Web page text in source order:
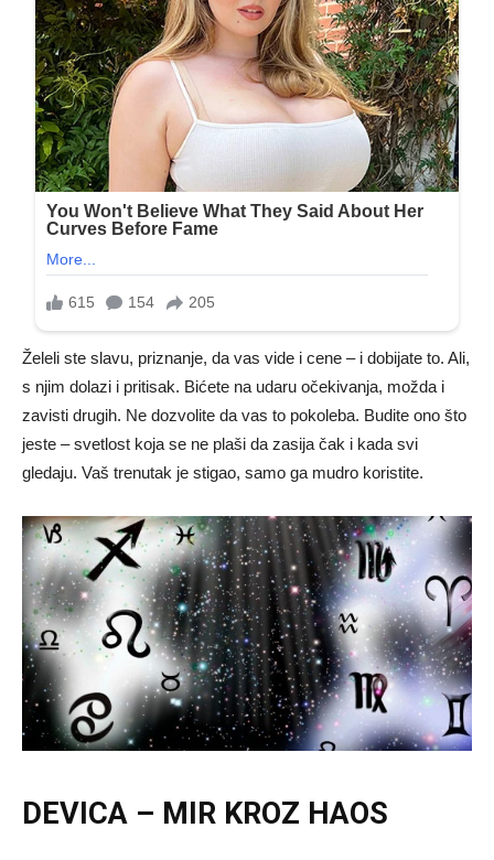
Želeli ste slavu, priznanje, da vas vide i cene – i dobijate to. Ali,
s njim dolazi i pritisak. Bićete na udaru očekivanja, možda i
zavisti drugih. Ne dozvolite da vas to pokoleba. Budite ono što
jeste – svetlost koja se ne plaši da zasija čak i kada svi
gledaju. Vaš trenutak je stigao, samo ga mudro koristite.
DEVICA – MIR KROZ HAOS